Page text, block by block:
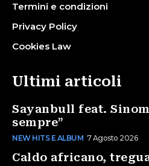
Termini e condizioni
Privacy Policy
Cookies Law
Ultimi articoli
Sayanbull feat.
sempre”
NEW HITS E ALBUM 7 Agosto 2026
Caldo africano,